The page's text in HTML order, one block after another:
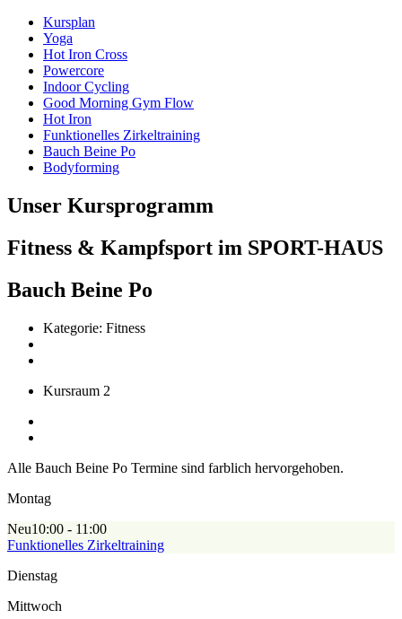
Kursplan
Yoga
Hot Iron Cross
Powercore
Indoor Cycling
Good Morning Gym Flow
Hot Iron
Funktionelles Zirkeltraining
Bauch Beine Po
Bodyforming
Unser Kursprogramm
Fitness & Kampfsport im SPORT-HAUS
Bauch Beine Po
Kategorie: Fitness
Kursraum 2
Alle Bauch Beine Po Termine sind farblich hervorgehoben.
Montag
Neu10:00 - 11:00
Funktionelles Zirkeltraining
Dienstag
Mittwoch